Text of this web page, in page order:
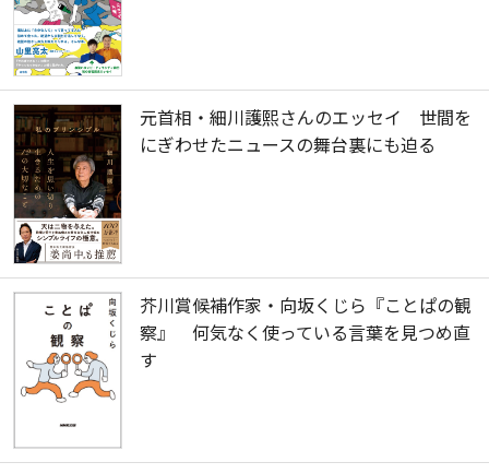
元首相・細川護熙さんのエッセイ 世間を
にぎわせたニュースの舞台裏にも迫る
芥川賞候補作家・向坂くじら『ことぱの観
察』 何気なく使っている言葉を見つめ直
す